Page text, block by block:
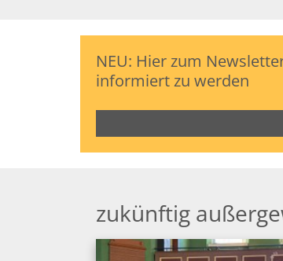
NEU: Hier zum
informiert zu werden
zukünftig